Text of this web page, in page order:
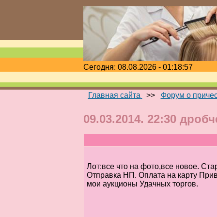
Сегодня: 08.08.2026 - 01:18:57
Главная сайта >> Форум о
09.03.2014. 22:30
Лот:все что на фото,все новое.
Отправка НП. Оплата на карту
мои аукционы Удачных торгов.